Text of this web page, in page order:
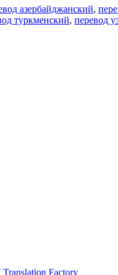
азербайджанский,
туркменский, перевод
Factory